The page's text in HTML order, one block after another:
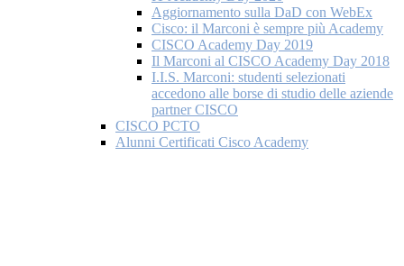
Aggiornamento sulla DaD con WebEx
Cisco: il Marconi è sempre più Academy
CISCO Academy Day 2019
Il Marconi al CISCO Academy Day 2018
I.I.S. Marconi: studenti selezionati
accedono alle borse di studio delle aziende
partner CISCO
CISCO PCTO
Alunni Certificati Cisco Academy